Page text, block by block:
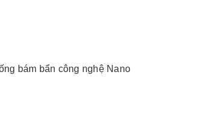
bám bẩn công nghệ Nano